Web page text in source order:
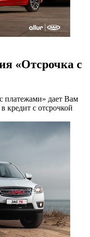
«Отсрочка с
платежами» дает Вам
кредит с отсрочкой